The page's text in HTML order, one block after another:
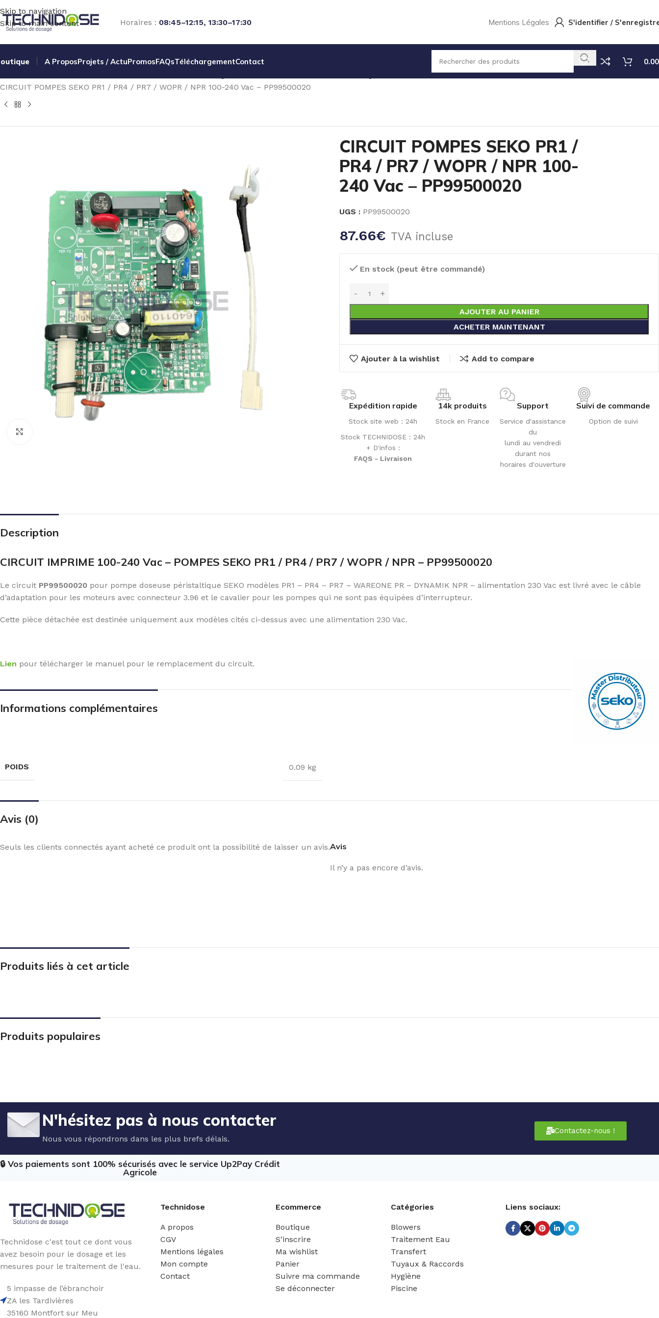
Skip to navigation
Skip to main content
Horaires : 08:45–12:15, 13:30–17:30 Mentions Légales S'identifier /
A ProposProjets / ActuPromosFAQsTéléchargementContact
0.00
CIRCUIT POMPES SEKO PR1 / PR4 / PR7 / WOPR / NPR 100-240 Vac – PP99500020
CIRCUIT POMPES SEKO PR1 /
PR4 / PR7 / WOPR / NPR 100-
240 Vac – PP99500020
UGS : PP99500020
87.66€ TVA incluse
En stock (peut être commandé)
AJOUTER AU PANIER
ACHETER MAINTENANT
Ajouter à la wishlist Add to compare
Expédition rapide
Stock site web : 24h
Stock TECHNIDOSE : 24h
+ D'infos :
FAQS - Livraison
14k produits
Stock en France
Support
Service d'assistance
du
lundi au vendredi
durant nos
horaires d'ouverture
Suivi de commande
Option de suivi
Description
CIRCUIT IMPRIME 100-240 Vac – POMPES SEKO PR1 / PR4 / PR7 / WOPR / NPR – PP99500020
Le circuit PP99500020 pour pompe doseuse péristaltique SEKO modèles PR1 – PR4 – PR7 – WAREONE PR – DYNAMIK NPR – alimentation 230 Vac est livré avec le câble
d’adaptation pour les moteurs avec connecteur 3.96 et le cavalier pour les pompes qui ne sont pas équipées d’interrupteur.
Cette pièce détachée est destinée uniquement aux modèles cités ci-dessus avec une alimentation 230 Vac.
Lien pour télécharger le manuel pour le remplacement du circuit.
Informations complémentaires
POIDS 0.09 kg
Avis (0)
Avis
Il n’y a pas encore d’avis.
Seuls les clients connectés ayant acheté ce produit ont la possibilité de laisser un avis.
Produits liés à cet article
Produits populaires
N'hésitez pas à nous contacter
Nous vous répondrons dans les plus brefs délais.
Contactez-nous !
🔒 Vos paiements sont 100% sécurisés avec le service Up2Pay Crédit
Agricole
Technidose c'est tout ce dont vous
avez besoin pour le dosage et les
mesures pour le traitement de l'eau.
5 impasse de l’ébranchoir
ZA les Tardivières
35160 Montfort sur Meu
Technidose
A propos
CGV
Mentions légales
Mon compte
Contact
Ecommerce
Boutique
S'inscrire
Ma wishlist
Panier
Suivre ma commande
Se déconnecter
Catégories
Blowers
Traitement Eau
Transfert
Tuyaux & Raccords
Hygiène
Piscine
Liens sociaux: